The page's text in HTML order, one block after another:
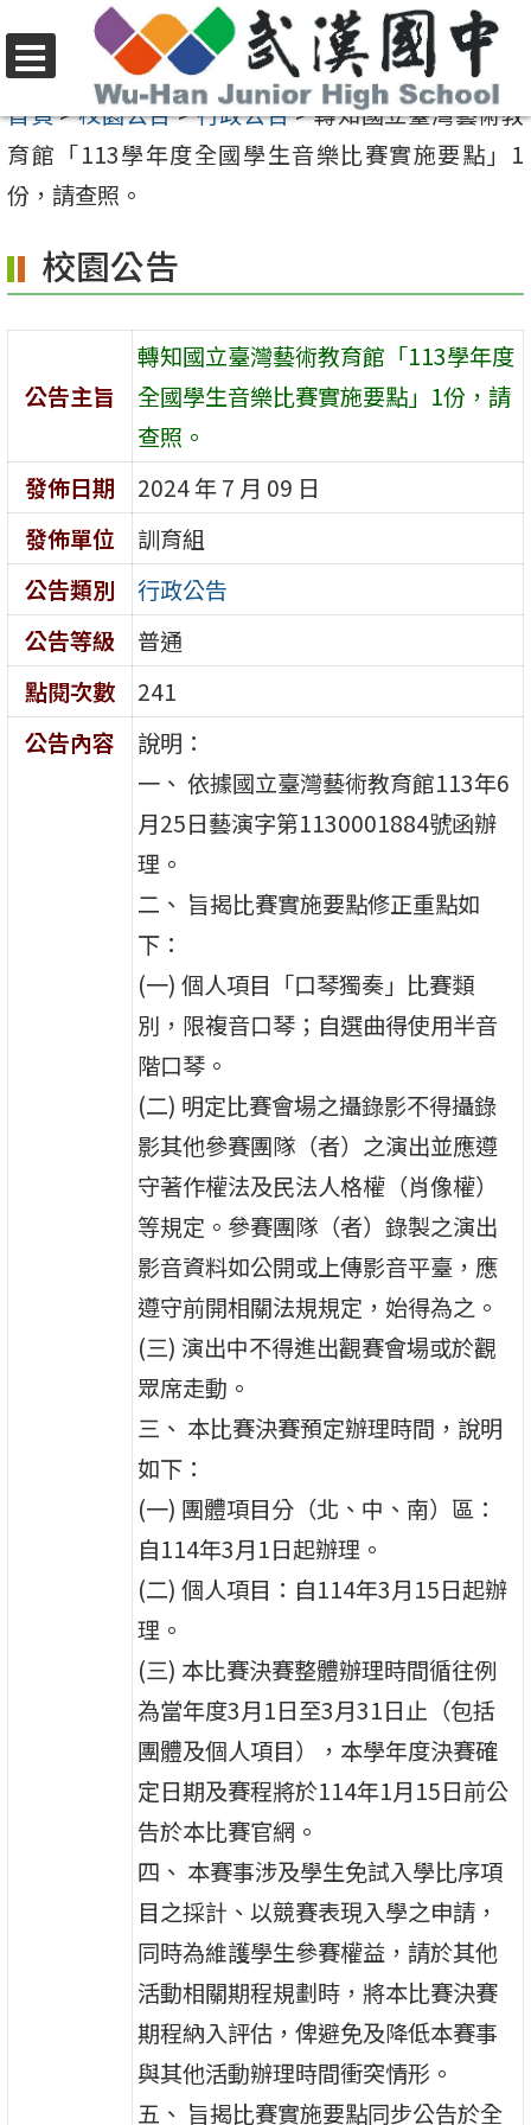
至
要
內
區
選
單
首頁>校園公告>行政公告>轉知國立臺灣藝術教
育館「113學年度全國學生音樂比賽實施要點」1
份，請查照。
校園公告
公告主旨
轉知國立臺灣藝術教育館「113學年度
全國學生音樂比賽實施要點」1份，請
查照。
發佈日期
2024 年 7 月 09 日
發佈單位
訓育組
公告類別
行政公告
公告等級
普通
點閱次數
241
公告內容
說明：
一、 依據國立臺灣藝術教育館113年6
月25日藝演字第1130001884號函辦
理。
二、 旨揭比賽實施要點修正重點如
下：
(一) 個人項目「口琴獨奏」比賽類
別，限複音口琴；自選曲得使用半音
階口琴。
(二) 明定比賽會場之攝錄影不得攝錄
影其他參賽團隊（者）之演出並應遵
守著作權法及民法人格權（肖像權）
等規定。參賽團隊（者）錄製之演出
影音資料如公開或上傳影音平臺，應
遵守前開相關法規規定，始得為之。
(三) 演出中不得進出觀賽會場或於觀
眾席走動。
三、 本比賽決賽預定辦理時間，說明
如下：
(一) 團體項目分（北、中、南）區：
自114年3月1日起辦理。
(二) 個人項目：自114年3月15日起辦
理。
(三) 本比賽決賽整體辦理時間循往例
為當年度3月1日至3月31日止（包括
團體及個人項目），本學年度決賽確
定日期及賽程將於114年1月15日前公
告於本比賽官網。
四、 本賽事涉及學生免試入學比序項
目之採計、以競賽表現入學之申請，
同時為維護學生參賽權益，請於其他
活動相關期程規劃時，將本比賽決賽
期程納入評估，俾避免及降低本賽事
與其他活動辦理時間衝突情形。
五、 旨揭比賽實施要點同步公告於全